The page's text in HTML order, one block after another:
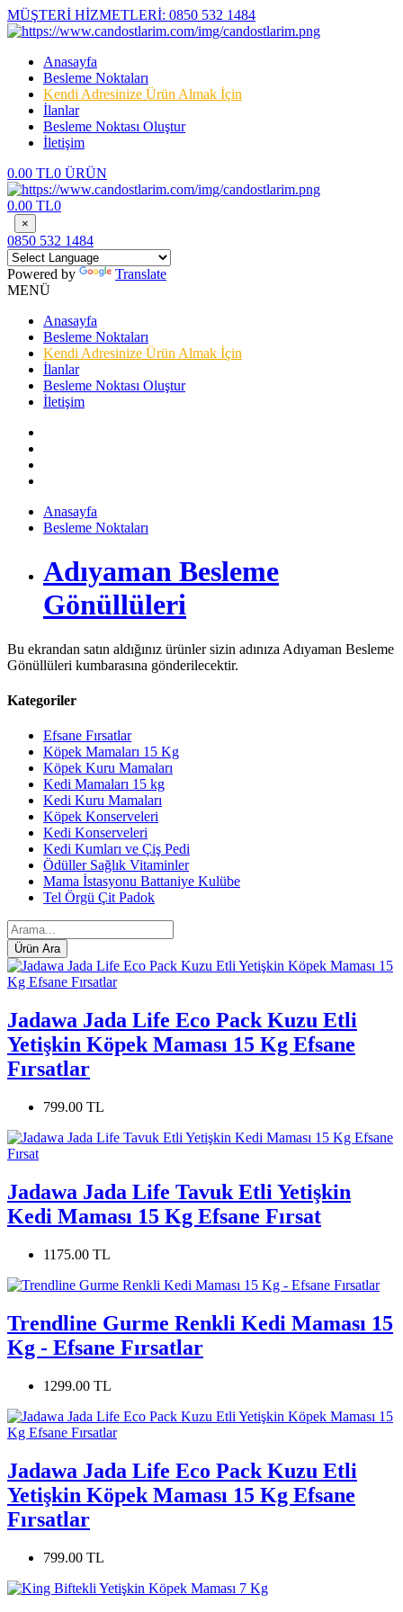
MÜŞTERİ HİZMETLERİ: 0850 532 1484
Anasayfa
Besleme Noktaları
Kendi Adresinize Ürün Almak İçin
İlanlar
Besleme Noktası Oluştur
İletişim
0.00 TL0 ÜRÜN
0.00 TL0
×
0850 532 1484
Powered by
Translate
MENÜ
Anasayfa
Besleme Noktaları
Kendi Adresinize Ürün Almak İçin
İlanlar
Besleme Noktası Oluştur
İletişim
Anasayfa
Besleme Noktaları
Adıyaman Besleme
Gönüllüleri
Bu ekrandan satın aldığınız ürünler sizin adınıza Adıyaman Besleme
Gönüllüleri kumbarasına gönderilecektir.
Kategoriler
Efsane Fırsatlar
Köpek Mamaları 15 Kg
Köpek Kuru Mamaları
Kedi Mamaları 15 kg
Kedi Kuru Mamaları
Köpek Konserveleri
Kedi Konserveleri
Kedi Kumları ve Çiş Pedi
Ödüller Sağlık Vitaminler
Mama İstasyonu Battaniye Kulübe
Tel Örgü Çit Padok
Jadawa Jada Life Eco Pack Kuzu Etli
Yetişkin Köpek Maması 15 Kg Efsane
Fırsatlar
799.00 TL
Jadawa Jada Life Tavuk Etli Yetişkin
Kedi Maması 15 Kg Efsane Fırsat
1175.00 TL
Trendline Gurme Renkli Kedi Maması 15
Kg - Efsane Fırsatlar
1299.00 TL
Jadawa Jada Life Eco Pack Kuzu Etli
Yetişkin Köpek Maması 15 Kg Efsane
Fırsatlar
799.00 TL